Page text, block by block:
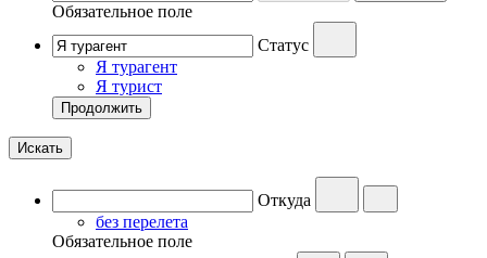
Обязательное поле
Статус
Я турагент
Я турист
Продолжить
Искать
Откуда
без перелета
Обязательное поле